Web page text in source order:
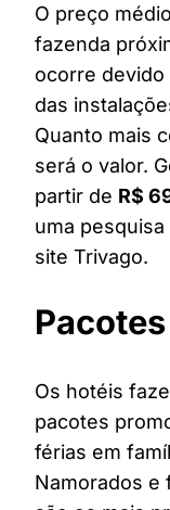
O preço
fazenda
ocorre devido
das
Quanto mais
será o valor.
partir de R$
uma
site Trivago.
Pacotes
Os hotéis
pacotes
férias em
Namorados e